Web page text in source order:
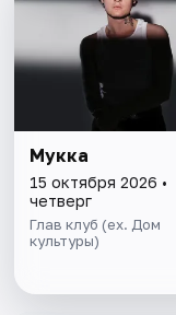
Мукка
15 октября 2026 •
четверг
Глав клуб (ex. Дом
культуры)